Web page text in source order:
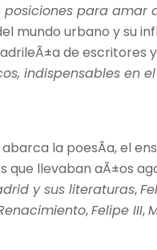
posiciones para amar
mundo urbano y su
de escritores
indispensables en
la poesÃ­a, el
que llevaban aÃ±os
y sus literaturas,
,Felipe III,